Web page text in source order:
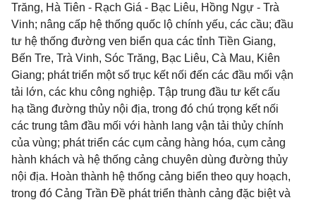
Trăng, Hà Tiên - Rạch Giá - Bạc Liêu, Hồng Ngự - Trà
Vinh; nâng cấp hệ thống quốc lộ chính yếu, các cầu; đầu
tư hệ thống đường ven biển qua các tỉnh Tiền Giang,
Bến Tre, Trà Vinh, Sóc Trăng, Bạc Liêu, Cà Mau, Kiên
Giang; phát triển một số trục kết nối đến các đầu mối vận
tải lớn, các khu công nghiệp. Tập trung đầu tư kết cấu
hạ tầng đường thủy nội địa, trong đó chú trọng kết nối
các trung tâm đầu mối với hành lang vận tải thủy chính
của vùng; phát triển các cụm cảng hàng hóa, cụm cảng
hành khách và hệ thống cảng chuyên dùng đường thủy
nội địa. Hoàn thành hệ thống cảng biển theo quy hoạch,
trong đó Cảng Trần Đề phát triển thành cảng đặc biệt và